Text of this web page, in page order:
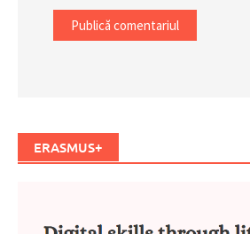
ERASMUS+